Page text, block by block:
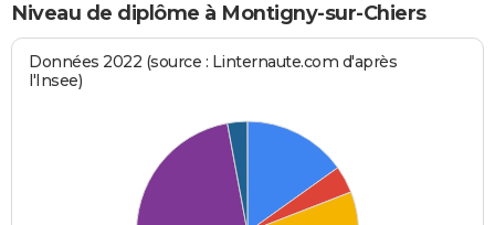
Niveau de diplôme à Montigny-sur-Chiers
Données 2022 (source : Linternaute.com d'après
l'Insee)